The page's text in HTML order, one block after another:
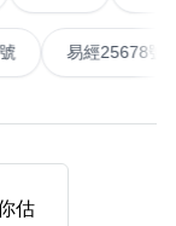
搜尋
頭
無4字
全號)
全吉星號 易經
估